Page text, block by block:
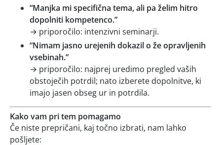
“Manjka mi specifična tema, ali pa želim hitro
dopolniti kompetenco.”
→ priporočilo: intenzivni seminarji.
“Nimam jasno urejenih dokazil o že opravljenih
vsebinah.”
→ priporočilo: najprej uredimo pregled vaših
obstoječih potrdil; nato izberete dopolnitve, ki
imajo jasen obseg ur in potrdila.
Kako vam pri tem pomagamo
Če niste prepričani, kaj točno izbrati, nam lahko
pošljete: